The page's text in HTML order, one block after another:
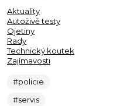
Aktuality
Autoživě testy
Ojetiny
Rady
Technický koutek
Zajímavosti
#policie
#servis